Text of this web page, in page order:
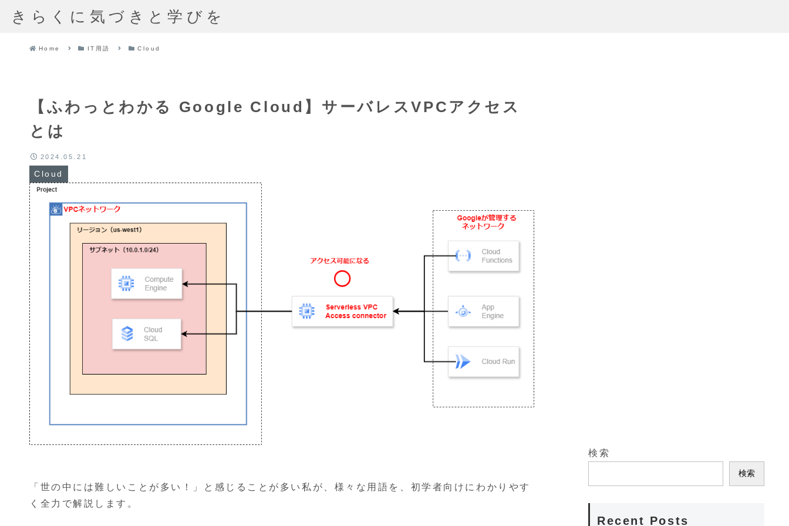
きらくに気づきと学びを
Home IT用語 Cloud
【ふわっとわかる Google Cloud】サーバレスVPCアクセス
とは
Cloud
2024.05.21
「世の中には難しいことが多い！」と感じることが多い私が、様々な用語を、初学者向けにわかりやす
く全力で解説します。
検索
検索
Recent Posts